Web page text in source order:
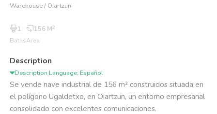
Warehouse / Oiartzun
1
Baths
156 M2
Area
Description
Description Language: Español
Se vende nave industrial de 156 m² construidos situada en
el polígono Ugaldetxo, en Oiartzun, un entorno empresarial
consolidado con excelentes comunicaciones.